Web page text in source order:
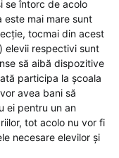
se întorc de acolo
este mai mare sunt
tocmai din acest
elevii respectivi sunt
să aibă dispozitive
participa la școala
avea bani să
ei pentru un an
tot acolo nu vor fi
necesare elevilor și